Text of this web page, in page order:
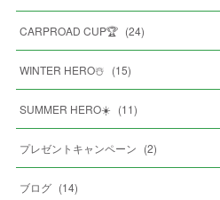
CARPROAD CUP🏆 (24)
WINTER HERO☃️ (15)
SUMMER HERO☀️ (11)
プレゼントキャンペーン (2)
ブログ (14)